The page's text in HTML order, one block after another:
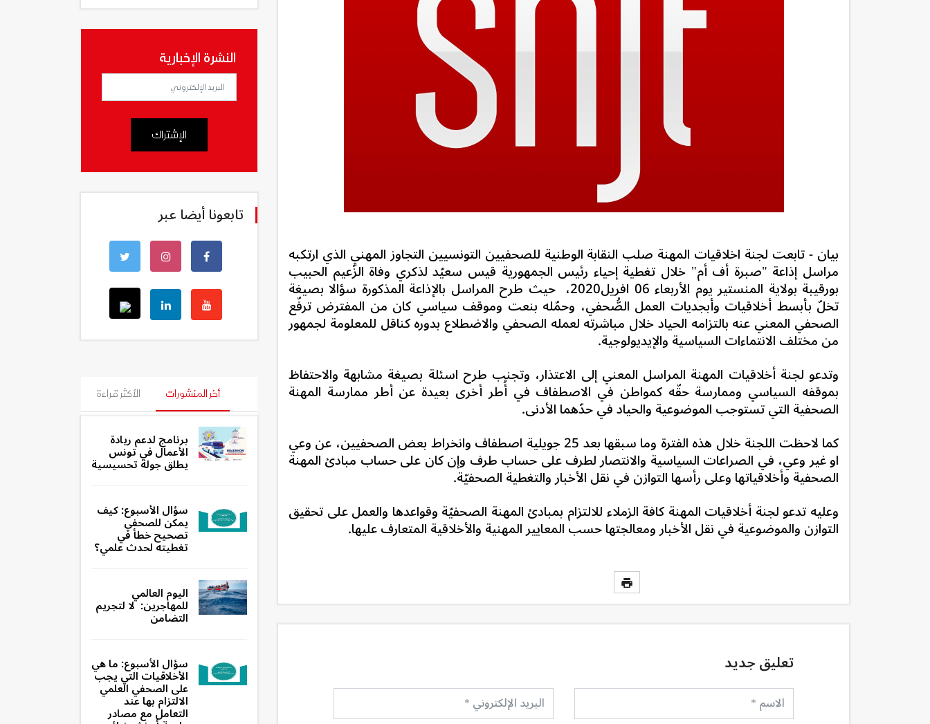
بيان - تابعت لجنة اخلاقيات المهنة صلب النقابة الوطنية للصحفيين التونسيين التجاوز المهني الذي ارتكبه
مراسل إذاعة "صبرة أف أم" خلال تغطية إحياء رئيس الجمهورية قيس سعيّد لذكري وفاة الزّعيم الحبيب
بورقيبة بولاية المنستير يوم الأربعاء 06 افريل2020، حيث طرح المراسل بالإذاعة المذكورة سؤالا بصيغة
تخلّ بأبسط أخلاقيات وأبجديات العمل الصُّحفي، وحمّله بنعت وموقف سياسي كان من المفترض ترفّع
الصحفي المعني عنه بالتزامه الحياد خلال مباشرته لعمله الصحفي والاضطلاع بدوره كناقل للمعلومة لجمهور
من مختلف الانتماءات السياسية والإيديولوجية.
وتدعو لجنة أخلاقيات المهنة المراسل المعني إلى الاعتذار، وتجنب طرح اسئلة بصيغة مشابهة والاحتفاظ
بموقفه السياسي وممارسة حقّه كمواطن في الاصطفاف في أُطر أخرى بعيدة عن أطر ممارسة المهنة
الصحفية التي تستوجب الموضوعية والحياد في حدّهما الأدنى.
كما لاحظت اللجنة خلال هذه الفترة وما سبقها بعد 25 جويلية اصطفاف وانخراط بعض الصحفيين، عن وعي
او غير وعي، في الصراعات السياسية والانتصار لطرف على حساب طرف وإن كان على حساب مبادئ المهنة
الصحفية وأخلاقياتها وعلى رأسها التوازن في نقل الأخبار والتغطية الصحفيّة.
وعليه تدعو لجنة أخلاقيات المهنة كافة الزملاء للالتزام بمبادئ المهنة الصحفيّة وقواعدها والعمل على تحقيق
التوازن والموضوعية في نقل الأخبار ومعالجتها حسب المعايير المهنية والأخلاقية المتعارف عليها.
تعليق جديد
النشرة الإخبارية
الإشتراك
تابعونا أيضا عبر
أخر المنشورات الأكثر قراءة
برنامج لدعم ريادة
الأعمال في تونس
يطلق جولة تحسيسية
سؤال الأسبوع: كيف
يمكن للصحفي
تصحيح خطأ في
تغطيته لحدث علمي؟
اليوم العالمي
للمهاجرين: لا لتجريم
التضامن
سؤال الأسبوع: ما هي
الأخلاقيات التي يجب
على الصحفي العلمي
الالتزام بها عند
التعامل مع مصادر